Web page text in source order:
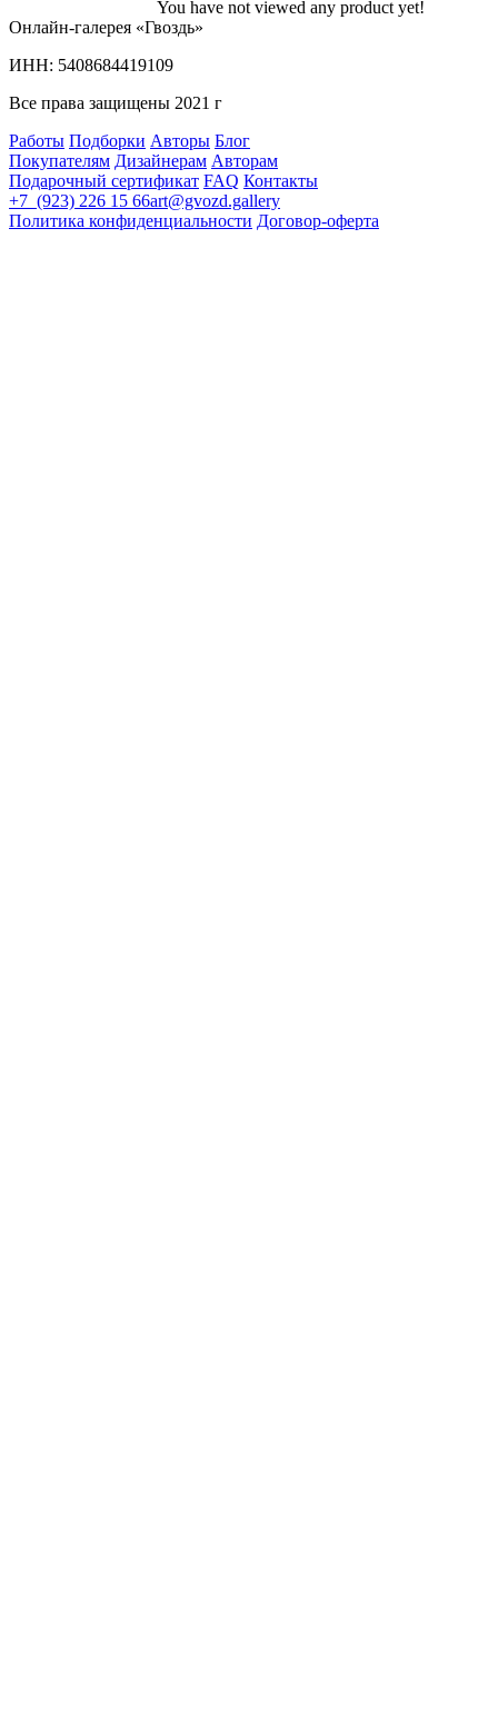
You have not viewed any product yet!
Онлайн-галерея «Гвоздь»
ИНН: 5408684419109
Все права защищены 2021 г
Работы Подборки Авторы Блог
Покупателям Дизайнерам Авторам
Подарочный сертификат FAQ Контакты
+7 (923) 226 15 66art@gvozd.gallery
Политика конфиденциальности Договор-оферта